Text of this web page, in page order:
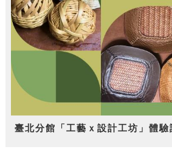
臺北分館「工藝ｘ設計工坊」體驗